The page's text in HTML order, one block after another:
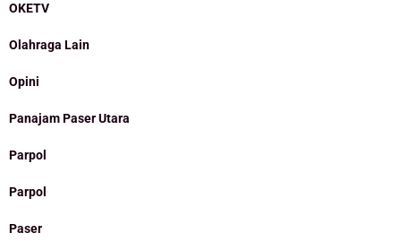
OKETV
Olahraga Lain
Opini
Panajam Paser Utara
Parpol
Parpol
Paser